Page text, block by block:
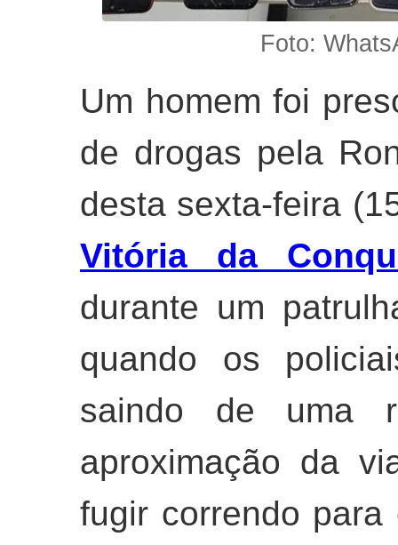
Foto:
Um homem foi
de drogas pela
desta sexta-feira
Vitória da
durante um
quando os
saindo de uma
aproximação da
fugir correndo